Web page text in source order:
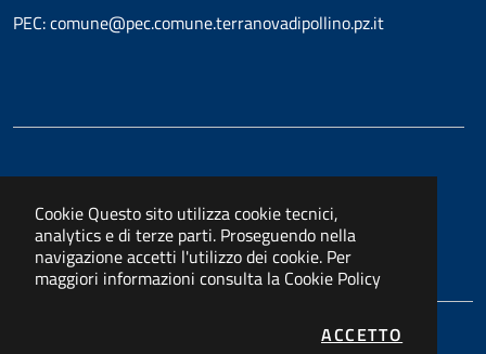
Cookie Questo sito utilizza cookie tecnici,
analytics e di terze parti. Proseguendo nella
navigazione accetti l'utilizzo dei cookie. Per
maggiori informazioni consulta la Cookie Policy
ACCETTO
PEC: comune@pec.comune.terranovadipollino.pz.it